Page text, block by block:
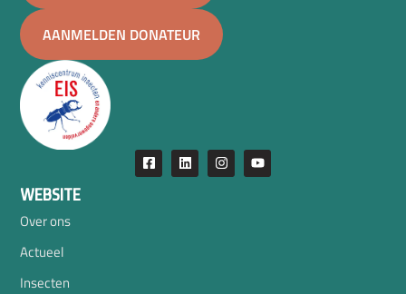
AANMELDEN DONATEUR
WEBSITE
Over ons
Actueel
Insecten